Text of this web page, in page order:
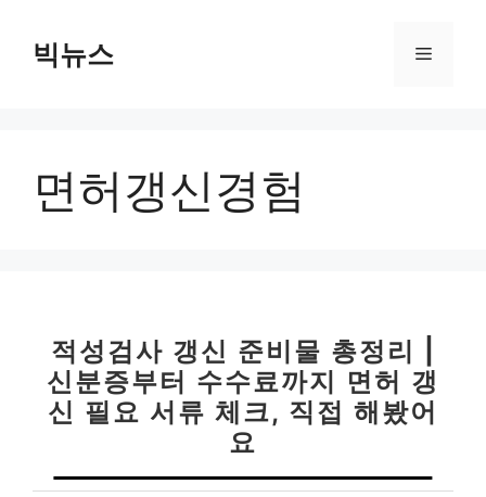
빅뉴스 메
면허갱신경험
적성검사 갱신 준비물 총정리 |
신분증부터 수수료까지 면허 갱
신 필요 서류 체크, 직접 해봤어
요